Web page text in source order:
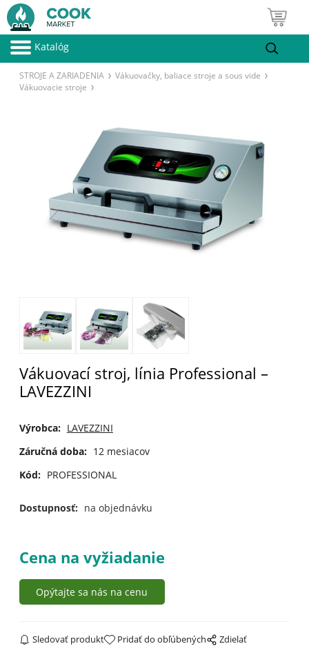
Katalóg
STROJE A ZARIADENIA
Vákuovačky, baliace stroje a sous vide
Vákuovacie stroje
Vákuovací stroj, línia Professional –
LAVEZZINI
Výrobca: LAVEZZINI
Záručná doba: 12 mesiacov
Kód: PROFESSIONAL
Dostupnosť: na objednávku
Cena na vyžiadanie
Opýtajte sa nás na cenu
Sledovať produkt Pridať do obľúbených Zdielať